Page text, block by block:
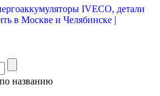
по названию